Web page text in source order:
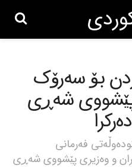
بۆ سەرۆک
پێشووی شەڕی
فەرمانی
و وەزیری پێشووی شەڕی